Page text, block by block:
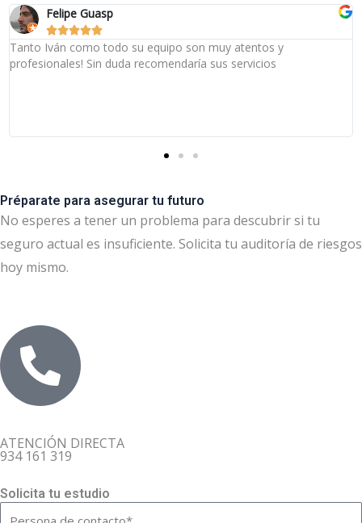
Felipe Guasp

Tanto Iván como todo su equipo son muy atentos y
profesionales! Sin duda recomendaría sus servicios
Préparate para asegurar tu futuro
No esperes a tener un problema para descubrir si tu
seguro actual es insuficiente. Solicita tu auditoría de riesgos
hoy mismo.
ATENCIÓN DIRECTA
934 161 319
Solicita tu estudio
Nombre